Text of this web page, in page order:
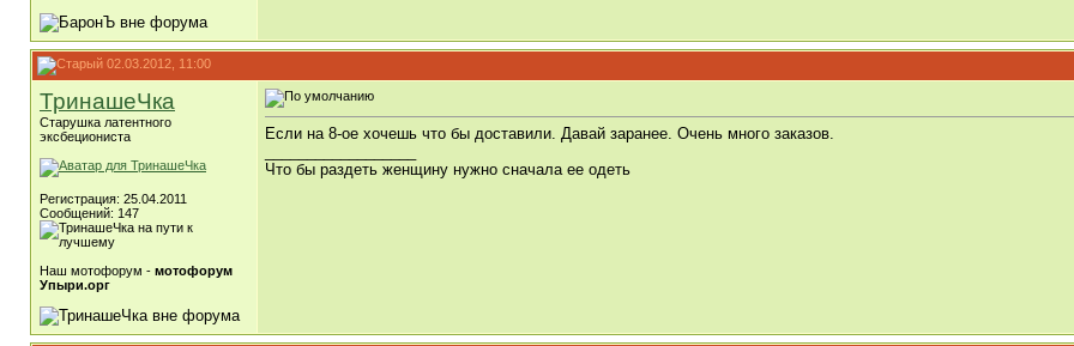
02.03.2012, 11:00
ТринашеЧка
Старушка латентного
эксбециониста
Регистрация: 25.04.2011
Сообщений: 147
Наш мотофорум - мотофорум
Упыри.орг
Если на 8-ое хочешь что бы доставили. Давай заранее. Очень много заказов.
Что бы раздеть женщину нужно сначала ее одеть